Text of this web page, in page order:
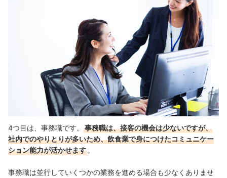
4つ目は、事務職です。
事務職は、接客の機会は少ないですが、
社内でのやりとりが多いため、飲食業で身につけたコミュニケー
ション能力が活かせます 。
事務職は並行していくつかの業務を進める場合も少なくありませ